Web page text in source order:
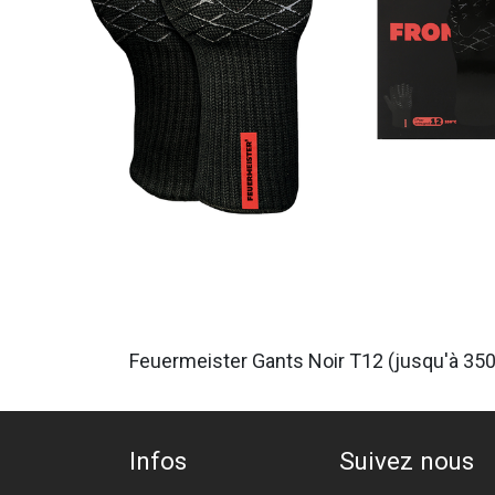
Feuermeister Gants Noir T12 (jusqu'à
Infos Suivez nous